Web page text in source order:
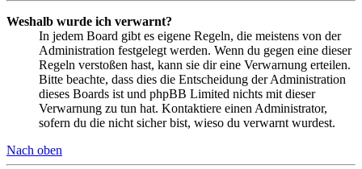
Weshalb wurde ich verwarnt?
In jedem Board gibt es eigene Regeln, die meistens von der
Administration festgelegt werden. Wenn du gegen eine dieser
Regeln verstoßen hast, kann sie dir eine Verwarnung erteilen.
Bitte beachte, dass dies die Entscheidung der Administration
dieses Boards ist und phpBB Limited nichts mit dieser
Verwarnung zu tun hat. Kontaktiere einen Administrator,
sofern du die nicht sicher bist, wieso du verwarnt wurdest.
Nach oben